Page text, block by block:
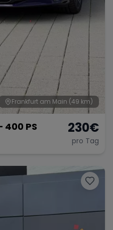
Frankfurt am Main (49 km)
400 PS 230€
pro Tag